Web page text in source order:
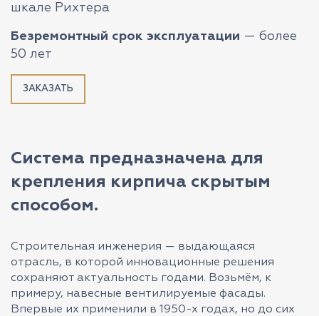
шкале Рихтера
Безремонтный срок эксплуатации — более
50 лет
ЗАКАЗАТЬ
Система предназначена для
крепления кирпича скрытым
способом.
Строительная инженерия — выдающаяся
отрасль, в которой инновационные решения
сохраняют актуальность годами. Возьмём, к
примеру, навесные вентилируемые фасады.
Впервые их применили в 1950-х годах, но до сих